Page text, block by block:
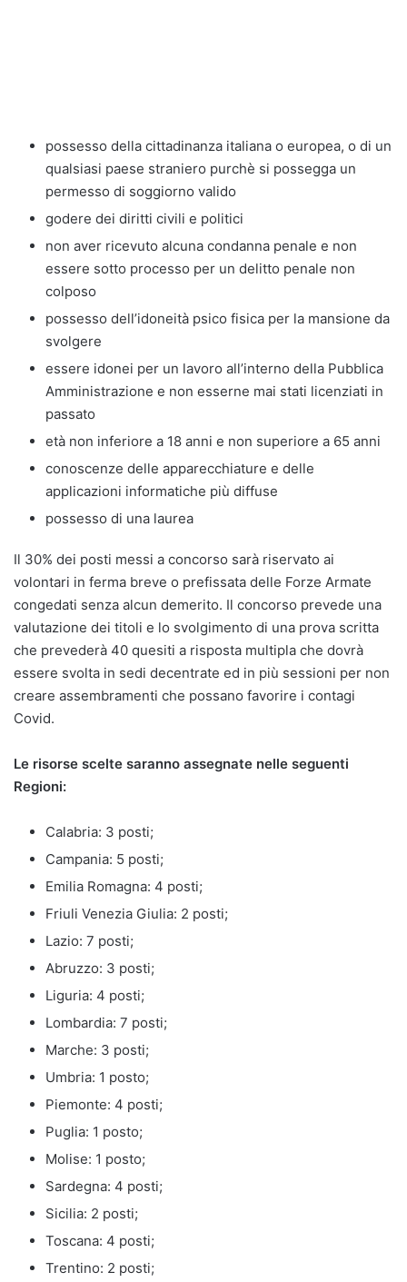
possesso della cittadinanza italiana o europea, o di un
qualsiasi paese straniero purchè si possegga un
permesso di soggiorno valido
godere dei diritti civili e politici
non aver ricevuto alcuna condanna penale e non
essere sotto processo per un delitto penale non
colposo
possesso dell’idoneità psico fisica per la mansione da
svolgere
essere idonei per un lavoro all’interno della Pubblica
Amministrazione e non esserne mai stati licenziati in
passato
età non inferiore a 18 anni e non superiore a 65 anni
conoscenze delle apparecchiature e delle
applicazioni informatiche più diffuse
possesso di una laurea
Il 30% dei posti messi a concorso sarà riservato ai
volontari in ferma breve o prefissata delle Forze Armate
congedati senza alcun demerito. Il concorso prevede una
valutazione dei titoli e lo svolgimento di una prova scritta
che prevederà 40 quesiti a risposta multipla che dovrà
essere svolta in sedi decentrate ed in più sessioni per non
creare assembramenti che possano favorire i contagi
Covid.
Le risorse scelte saranno assegnate nelle seguenti
Regioni:
Calabria: 3 posti;
Campania: 5 posti;
Emilia Romagna: 4 posti;
Friuli Venezia Giulia: 2 posti;
Lazio: 7 posti;
Abruzzo: 3 posti;
Liguria: 4 posti;
Lombardia: 7 posti;
Marche: 3 posti;
Umbria: 1 posto;
Piemonte: 4 posti;
Puglia: 1 posto;
Molise: 1 posto;
Sardegna: 4 posti;
Sicilia: 2 posti;
Toscana: 4 posti;
Trentino: 2 posti;